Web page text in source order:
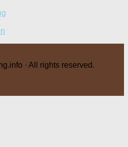
· All rights reserved.